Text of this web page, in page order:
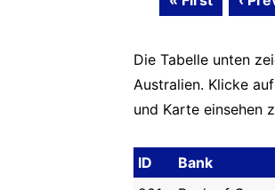
Die Tabelle unten
Australien. Klicke
und Karte einsehen
ID Bank